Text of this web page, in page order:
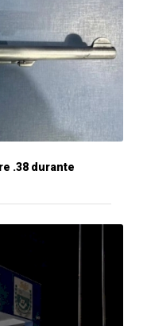
.38 durante